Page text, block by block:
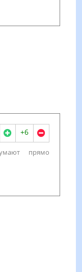
+6
прямо